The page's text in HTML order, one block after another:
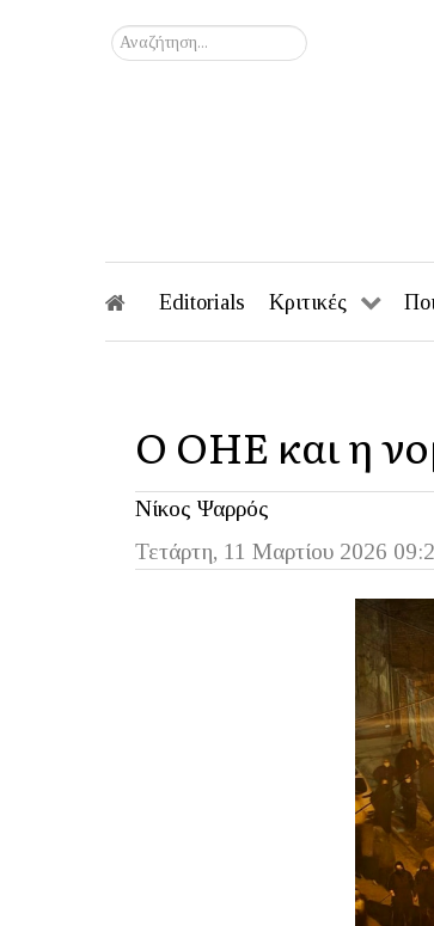
Αναζήτηση...
Editorials Κριτικές
Ο ΟΗΕ και η
Νίκος Ψαρρός
Τετάρτη, 11 Μαρτίου 2026